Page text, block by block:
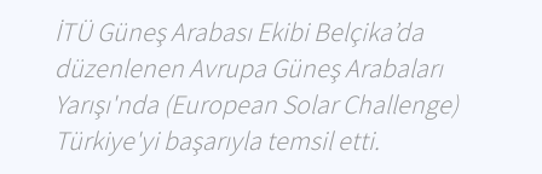
​İTÜ Güneş Arabası Ekibi Belçika’da
düzenlenen Avrupa Güneş Arabaları
Yarışı'nda (European Solar Challenge)
Türkiye'yi başarıyla temsil etti.